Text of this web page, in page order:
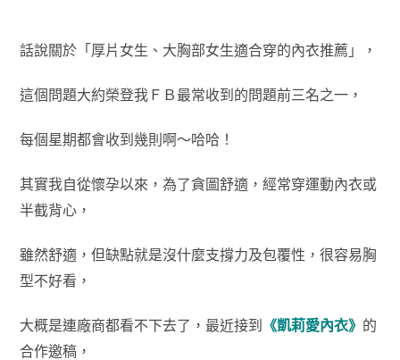
話說關於「厚片女生、大胸部女生適合穿的內衣推薦」，
這個問題大約榮登我ＦＢ最常收到的問題前三名之一，
每個星期都會收到幾則啊～哈哈！
其實我自從懷孕以來，為了貪圖舒適， 經常穿運動內衣或
半截背心，
雖然舒適，但缺點就是沒什麼支撐力及包覆性，很容易胸
型不好看，
大概是連廠商都看不下去了，最近接到 《凱莉愛內衣》 的
合作邀稿，